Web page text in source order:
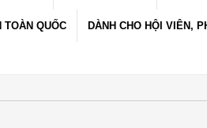
QUỐC DÀNH CHO HỘI VIÊN,